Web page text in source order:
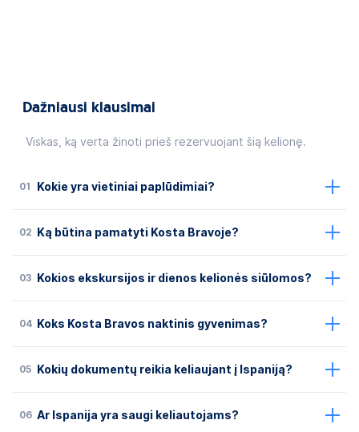
Dažniausi klausimai
Viskas, ką verta žinoti prieš rezervuojant šią kelionę.
01 Kokie yra vietiniai paplūdimiai?
02 Ką būtina pamatyti Kosta Bravoje?
03 Kokios ekskursijos ir dienos kelionės siūlomos?
04 Koks Kosta Bravos naktinis gyvenimas?
05 Kokių dokumentų reikia keliaujant į Ispaniją?
06 Ar Ispanija yra saugi keliautojams?